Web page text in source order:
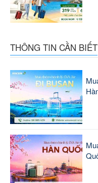
THÔNG TIN CẦN BIẾT